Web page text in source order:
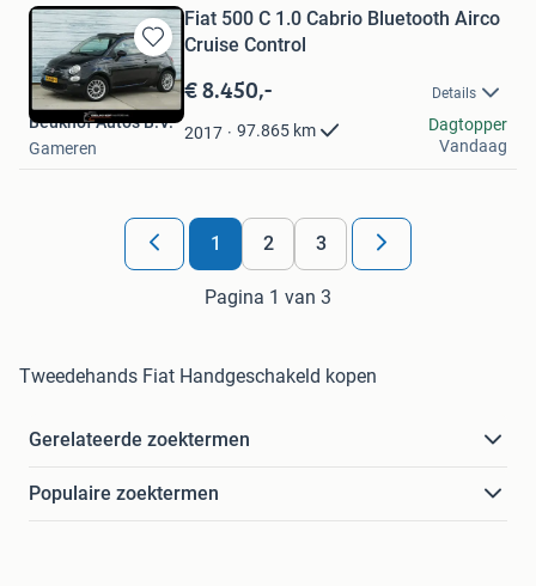
Bewaren
in
Mijn
Favorieten
Fiat 500 C 1.0 Cabrio Bluetooth Airco
Cruise Control
€ 8.450,- Details
2017 97.865 km
Beukhof Auto's B.V.
Gameren
Dagtopper
Vandaag
1 2 3
Pagina 1 van 3
Tweedehands Fiat Handgeschakeld kopen
Gerelateerde zoektermen
Populaire zoektermen